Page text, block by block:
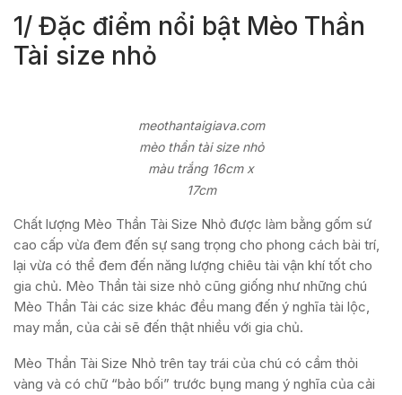
1/ Đặc điểm nổi bật Mèo Thần
Tài size nhỏ
meothantaigiava.com
mèo thần tài size nhỏ
màu trắng 16cm x
17cm
Chất lượng Mèo Thần Tài Size Nhỏ được làm bằng gốm sứ
cao cấp vừa đem đến sự sang trọng cho phong cách bài trí,
lại vừa có thể đem đến năng lượng chiêu tài vận khí tốt cho
gia chủ. Mèo Thần tài size nhỏ cũng giống như những chú
Mèo Thần Tài các size khác đều mang đến ý nghĩa tài lộc,
may mắn, của cải sẽ đến thật nhiều với gia chủ.
Mèo Thần Tài Size Nhỏ trên tay trái của chú có cầm thỏi
vàng và có chữ “bảo bối” trước bụng mang ý nghĩa của cải